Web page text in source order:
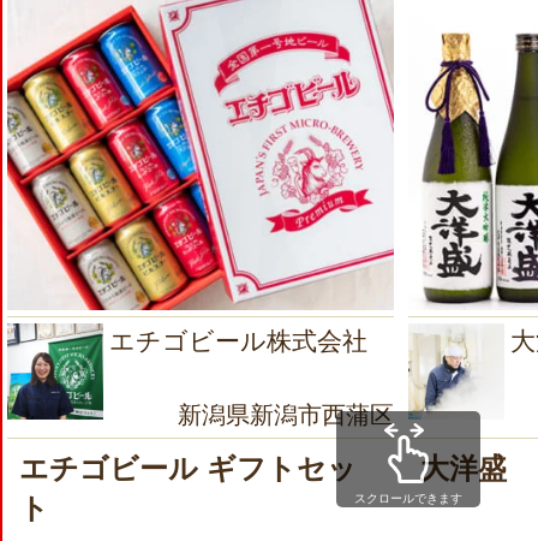
エチゴビール株式会社
新潟県新潟市西蒲区
エチゴビール ギフトセッ
ト
大洋盛
スクロールできます